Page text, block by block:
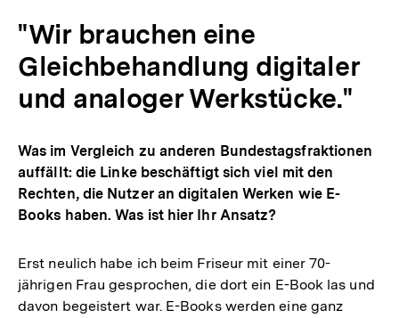
"Wir brauchen eine
Gleichbehandlung digitaler
und analoger Werkstücke."
Was im Vergleich zu anderen Bundestagsfraktionen
auffällt: die Linke beschäftigt sich viel mit den
Rechten, die Nutzer an digitalen Werken wie E-
Books haben. Was ist hier Ihr Ansatz?
Erst neulich habe ich beim Friseur mit einer 70-
jährigen Frau gesprochen, die dort ein E-Book las und
davon begeistert war. E-Books werden eine ganz